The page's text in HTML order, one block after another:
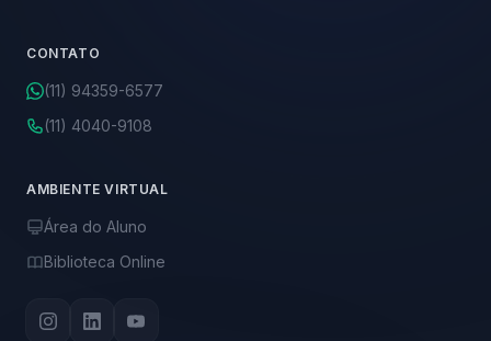
CONTATO
(11) 94359-6577
(11) 4040-9108
AMBIENTE VIRTUAL
Área do Aluno
Biblioteca Online